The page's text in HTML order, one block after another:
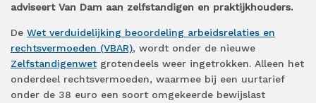
adviseert Van Dam aan zelfstandigen en praktijkhouders.
De Wet verduidelijking beoordeling arbeidsrelaties en
rechtsvermoeden (VBAR), wordt onder de nieuwe
Zelfstandigenwet grotendeels weer ingetrokken. Alleen het
onderdeel rechtsvermoeden, waarmee bij een uurtarief
onder de 38 euro een soort omgekeerde bewijslast